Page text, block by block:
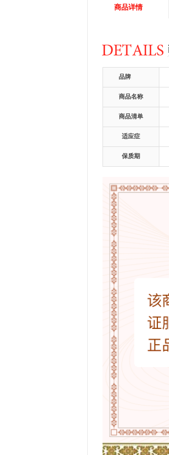
商品详情
品牌
商品名称
商品清单
适应症
保质期